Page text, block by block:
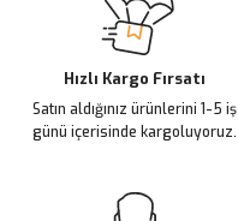
Ürün açıklamasında eksik
Ürün bilgilerinde hatalar
Ürün fiyatı diğer sitelerden
Bu ürüne benzer farklı
Hızlı Kargo Fırsatı
Satın aldığınız ürünlerini 1-5 iş
günü içerisinde kargoluyoruz.